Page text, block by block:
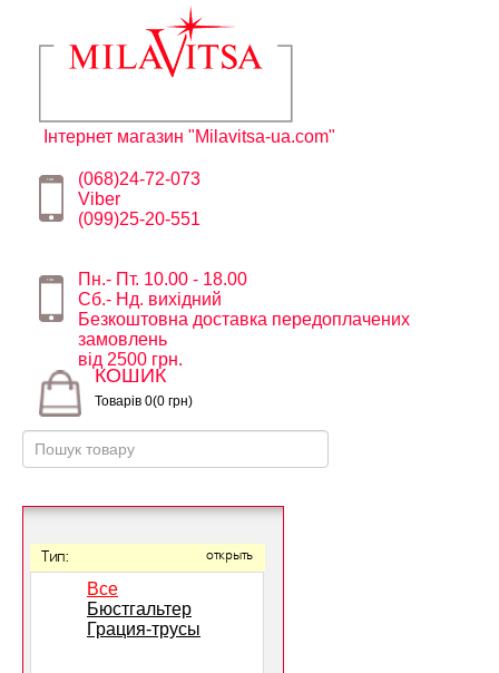
Інтернет магазин "Milavitsa-ua.com"
(068)24-72-073
Viber
(099)25-20-551
Пн.- Пт. 10.00 - 18.00
Сб.- Нд. вихідний
Безкоштовна доставка передоплачених
замовлень
від 2500 грн.
КОШИК
Товарів 0(0 грн)
Тип: открыть
Все
Бюстгальтер
Грация-трусы